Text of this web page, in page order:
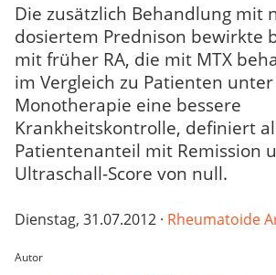
Die zusätzlich Behandlung mit
dosiertem Prednison bewirkte
mit früher RA, die mit MTX
im Vergleich zu Patienten unter
Monotherapie eine bessere
Krankheitskontrolle, definiert
Patientenanteil mit Remission
Ultraschall-Score von null.
Dienstag, 31.07.2012 · Rheumatoide
Autor